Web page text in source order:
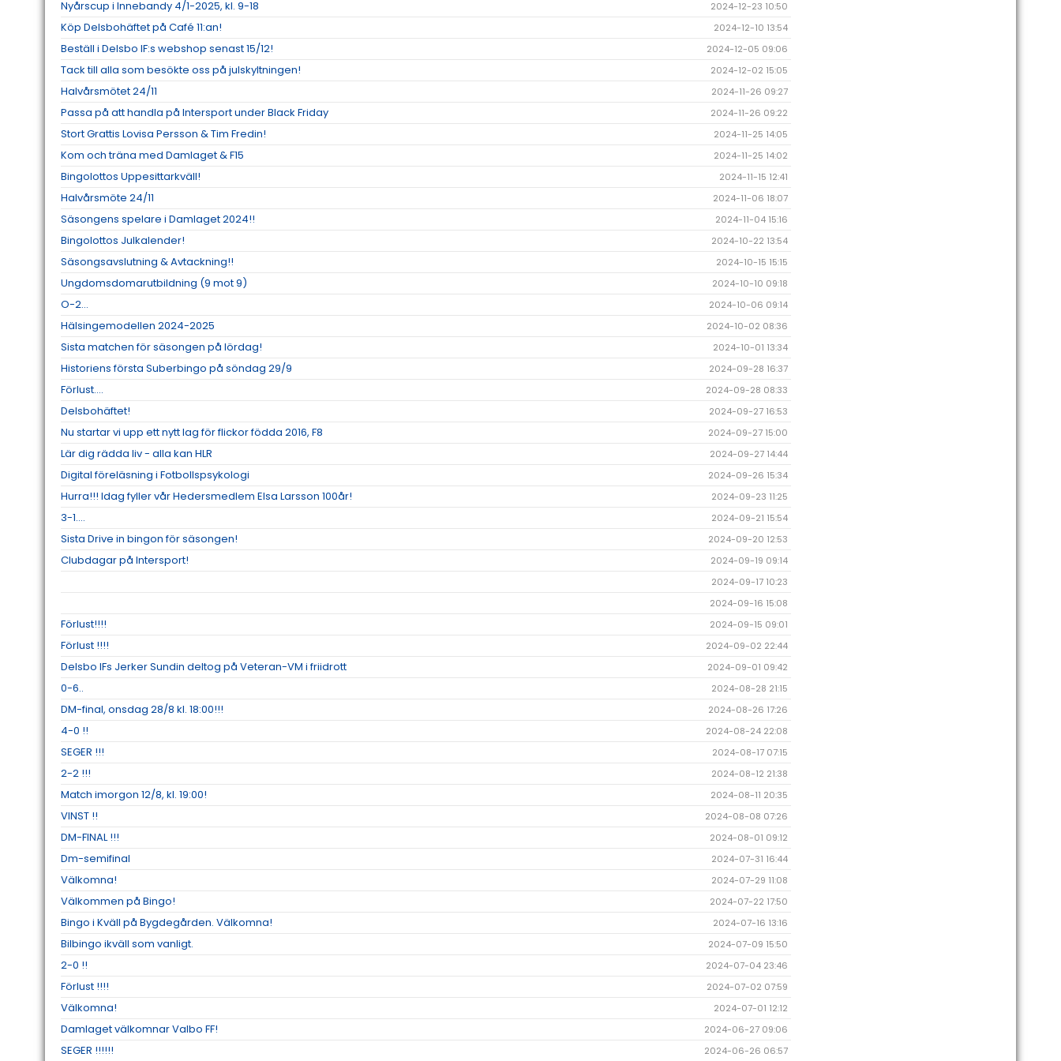
Nyårscup i Innebandy 4/1-2025, kl. 9-18 2024-12-23 10:50
Köp Delsbohäftet på Café 11:an! 2024-12-10 13:54
Beställ i Delsbo IF:s webshop senast 15/12! 2024-12-05 09:06
Tack till alla som besökte oss på julskyltningen! 2024-12-02 15:05
Halvårsmötet 24/11 2024-11-26 09:27
Passa på att handla på Intersport under Black Friday 2024-11-26 09:22
Stort Grattis Lovisa Persson & Tim Fredin! 2024-11-25 14:05
Kom och träna med Damlaget & F15 2024-11-25 14:02
Bingolottos Uppesittarkväll! 2024-11-15 12:41
Halvårsmöte 24/11 2024-11-06 18:07
Säsongens spelare i Damlaget 2024!! 2024-11-04 15:16
Bingolottos Julkalender! 2024-10-22 13:54
Säsongsavslutning & Avtackning!! 2024-10-15 15:15
Ungdomsdomarutbildning (9 mot 9) 2024-10-10 09:18
O-2... 2024-10-06 09:14
Hälsingemodellen 2024-2025 2024-10-02 08:36
Sista matchen för säsongen på lördag! 2024-10-01 13:34
Historiens första Suberbingo på söndag 29/9 2024-09-28 16:37
Förlust.... 2024-09-28 08:33
Delsbohäftet! 2024-09-27 16:53
Nu startar vi upp ett nytt lag för flickor födda 2016, F8 2024-09-27 15:00
Lär dig rädda liv - alla kan HLR 2024-09-27 14:44
Digital föreläsning i Fotbollspsykologi 2024-09-26 15:34
Hurra!!! Idag fyller vår Hedersmedlem Elsa Larsson 100år! 2024-09-23 11:25
3-1.... 2024-09-21 15:54
Sista Drive in bingon för säsongen! 2024-09-20 12:53
Clubdagar på Intersport!
2024-09-19 09:14
2024-09-17 10:23
2024-09-16 15:08
Förlust!!!! 2024-09-15 09:01
Förlust !!!! 2024-09-02 22:44
Delsbo IFs Jerker Sundin deltog på Veteran-VM i friidrott 2024-09-01 09:42
0-6.. 2024-08-28 21:15
DM-final, onsdag 28/8 kl. 18:00!!! 2024-08-26 17:26
4-0 !! 2024-08-24 22:08
SEGER !!! 2024-08-17 07:15
2-2 !!! 2024-08-12 21:38
Match imorgon 12/8, kl. 19:00! 2024-08-11 20:35
VINST !! 2024-08-08 07:26
DM-FINAL !!! 2024-08-01 09:12
Dm-semifinal 2024-07-31 16:44
Välkomna! 2024-07-29 11:08
Välkommen på Bingo! 2024-07-22 17:50
Bingo i Kväll på Bygdegården. Välkomna! 2024-07-16 13:16
Bilbingo ikväll som vanligt. 2024-07-09 15:50
2-0 !! 2024-07-04 23:46
Förlust !!!! 2024-07-02 07:59
Välkomna! 2024-07-01 12:12
Damlaget välkomnar Valbo FF! 2024-06-27 09:06
SEGER !!!!!! 2024-06-26 06:57